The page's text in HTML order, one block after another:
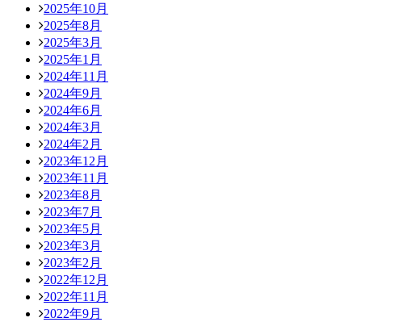
2025年10月
2025年8月
2025年3月
2025年1月
2024年11月
2024年9月
2024年6月
2024年3月
2024年2月
2023年12月
2023年11月
2023年8月
2023年7月
2023年5月
2023年3月
2023年2月
2022年12月
2022年11月
2022年9月